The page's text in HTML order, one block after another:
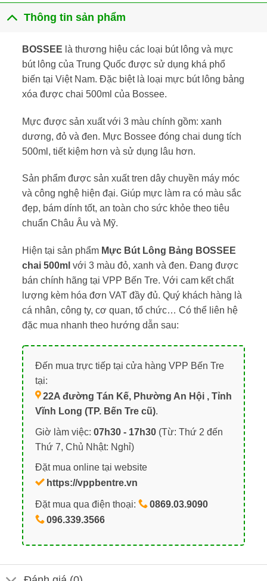
Thông tin sản phẩm
BOSSEE là thương hiệu các loại bút lông và mực
bút lông của Trung Quốc được sử dụng khá phổ
biến tại Việt Nam. Đặc biệt là loại mực bút lông bảng
xóa được chai 500ml của Bossee.
Mực được sản xuất với 3 màu chính gồm: xanh
dương, đỏ và đen. Mực Bossee đóng chai dung tích
500ml, tiết kiệm hơn và sử dụng lâu hơn.
Sản phẩm được sản xuất tren dây chuyền máy móc
và công nghệ hiện đại. Giúp mực làm ra có màu sắc
đẹp, bám dính tốt, an toàn cho sức khỏe theo tiêu
chuẩn Châu Âu và Mỹ.
Hiện tại sản phẩm Mực Bút Lông Bảng BOSSEE
chai 500ml với 3 màu đỏ, xanh và đen. Đang được
bán chính hãng tại VPP Bến Tre. Với cam kết chất
lượng kèm hóa đơn VAT đầy đủ. Quý khách hàng là
cá nhân, công ty, cơ quan, tổ chức… Có thể liên hệ
đặc mua nhanh theo hướng dẫn sau:
Đến mua trực tiếp tại cửa hàng VPP Bến Tre
tại:
22A đường Tán Kế, Phường An Hội , Tỉnh
Vĩnh Long (TP. Bến Tre cũ).
Giờ làm việc: 07h30 - 17h30(Từ: Thứ 2 đến
Thứ 7, Chủ Nhật: Nghỉ)
Đặt mua online tại website
https://vppbentre.vn
Đặt mua qua điện thoại:
0869.03.9090
096.339.3566